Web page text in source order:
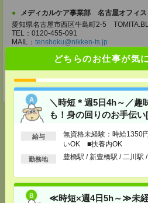
どちらのお仕事が気
＼時短＊週5日4h～／趣
も！身の回りのお手伝
給与
無資格未経験：時給
いOK ■扶養内OK
勤務地 豊橋駅 / 新豊橋駅 / 二川駅 /
≪時短×週4日5h～≫未
メディカルケア事業部 名古屋オフィス
愛知県名古屋市西区牛島町2-5
TEL：0120-455-091
MAIL： tenshoku@nikken-ts.jp
登録交通費
★今ならご来社登録でQUOカード2000円
応募ペー
気になる！